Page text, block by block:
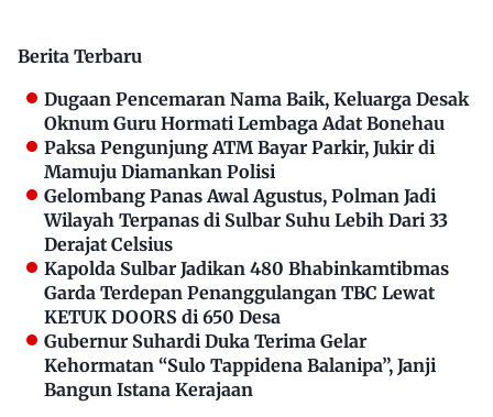
Berita Terbaru
Dugaan Pencemaran Nama Baik, Keluarga Desak
Oknum Guru Hormati Lembaga Adat Bonehau
Paksa Pengunjung ATM Bayar Parkir, Jukir di
Mamuju Diamankan Polisi
Gelombang Panas Awal Agustus, Polman Jadi
Wilayah Terpanas di Sulbar Suhu Lebih Dari 33
Derajat Celsius
Kapolda Sulbar Jadikan 480 Bhabinkamtibmas
Garda Terdepan Penanggulangan TBC Lewat
KETUK DOORS di 650 Desa
Gubernur Suhardi Duka Terima Gelar
Kehormatan “Sulo Tappidena Balanipa”, Janji
Bangun Istana Kerajaan